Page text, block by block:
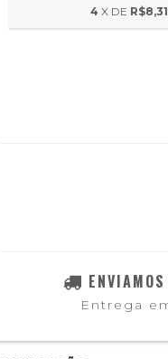
4 X DE R$8,31
Entrega